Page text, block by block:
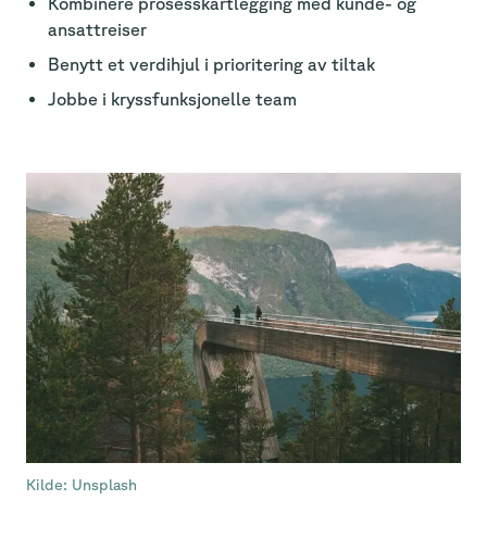
ansattreiser
Benytt et verdihjul i prioritering av tiltak
Jobbe i kryssfunksjonelle team
Kilde: Unsplash